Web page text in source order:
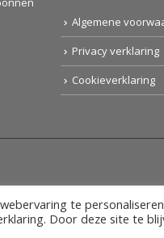
Algemene
Privacy verklaring
Cookieverklaring
te
Door deze site te